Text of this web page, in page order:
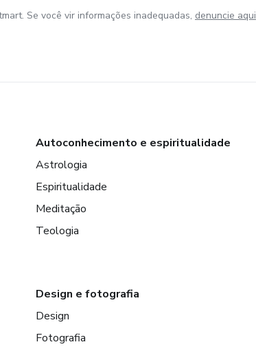
Se você vir informações inadequadas, denuncie aqui
Autoconhecimento e espiritualidade
Astrologia
Espiritualidade
Meditação
Teologia
Design e fotografia
Design
Fotografia